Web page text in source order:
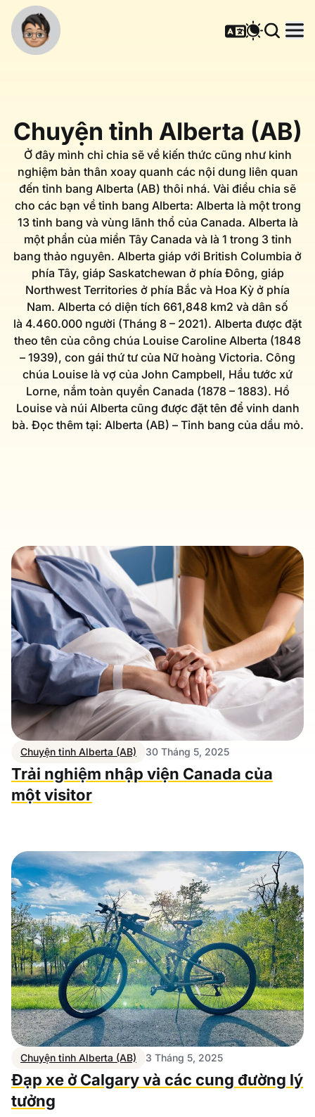
Chuyện tỉnh Alberta (AB)
Ở đây mình chỉ chia sẽ về kiến thức cũng như kinh
nghiệm bản thân xoay quanh các nội dung liên quan
đến tỉnh bang Alberta (AB) thôi nhá. Vài điều chia sẽ
cho các bạn về tỉnh bang Alberta: Alberta là một trong
13 tỉnh bang và vùng lãnh thổ của Canada. Alberta là
một phần của miền Tây Canada và là 1 trong 3 tỉnh
bang thảo nguyên. Alberta giáp với British Columbia ở
phía Tây, giáp Saskatchewan ở phía Đông, giáp
Northwest Territories ở phía Bắc và Hoa Kỳ ở phía
Nam. Alberta có diện tích 661,848 km2 và dân số
là 4.460.000 người (Tháng 8 – 2021). Alberta được đặt
theo tên của công chúa Louise Caroline Alberta (1848
– 1939), con gái thứ tư của Nữ hoàng Victoria. Công
chúa Louise là vợ của John Campbell, Hầu tước xứ
Lorne, nắm toàn quyền Canada (1878 – 1883). Hồ
Louise và núi Alberta cũng được đặt tên để vinh danh
bà. Đọc thêm tại: Alberta (AB) – Tỉnh bang của dầu mỏ.
Chuyện tỉnh Alberta (AB) 30 Tháng 5, 2025
Trải nghiệm nhập viện Canada của
một visitor
Chuyện tỉnh Alberta (AB) 3 Tháng 5, 2025
Đạp xe ở Calgary và các cung đường lý
tưởng